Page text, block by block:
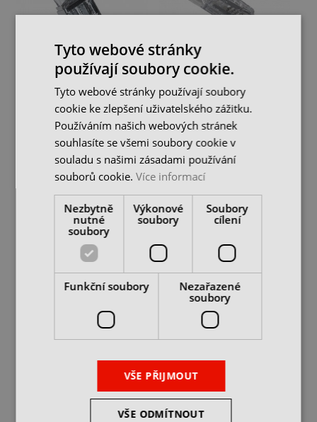
Žárovka pro VHL-
400,500 V-B16-12V/55W
skladem 1 ks
cena bez DPH
DO KOŠÍKU
Halogenová žárovka
G6,35/50W/24V
skladem u dodavatele
76 Kč
cena bez DPH
MR16 GU5,3/20W/12V
LED žárovka LED9W
skladem 1 ks
Tyto webové stránky
používají soubory cookie.
Tyto webové stránky používají soubory
cookie ke zlepšení uživatelského zážitku.
Používáním našich webových stránek
souhlasíte se všemi soubory cookie v
souladu s našimi zásadami používání
souborů cookie.Více informací
Nezbytně
nutné
soubory
Výkonové
soubory
Soubory
cílení
Funkční soubory
Nezařazené
soubory
VŠE PŘIJMOUT
VŠE ODMÍTNOUT